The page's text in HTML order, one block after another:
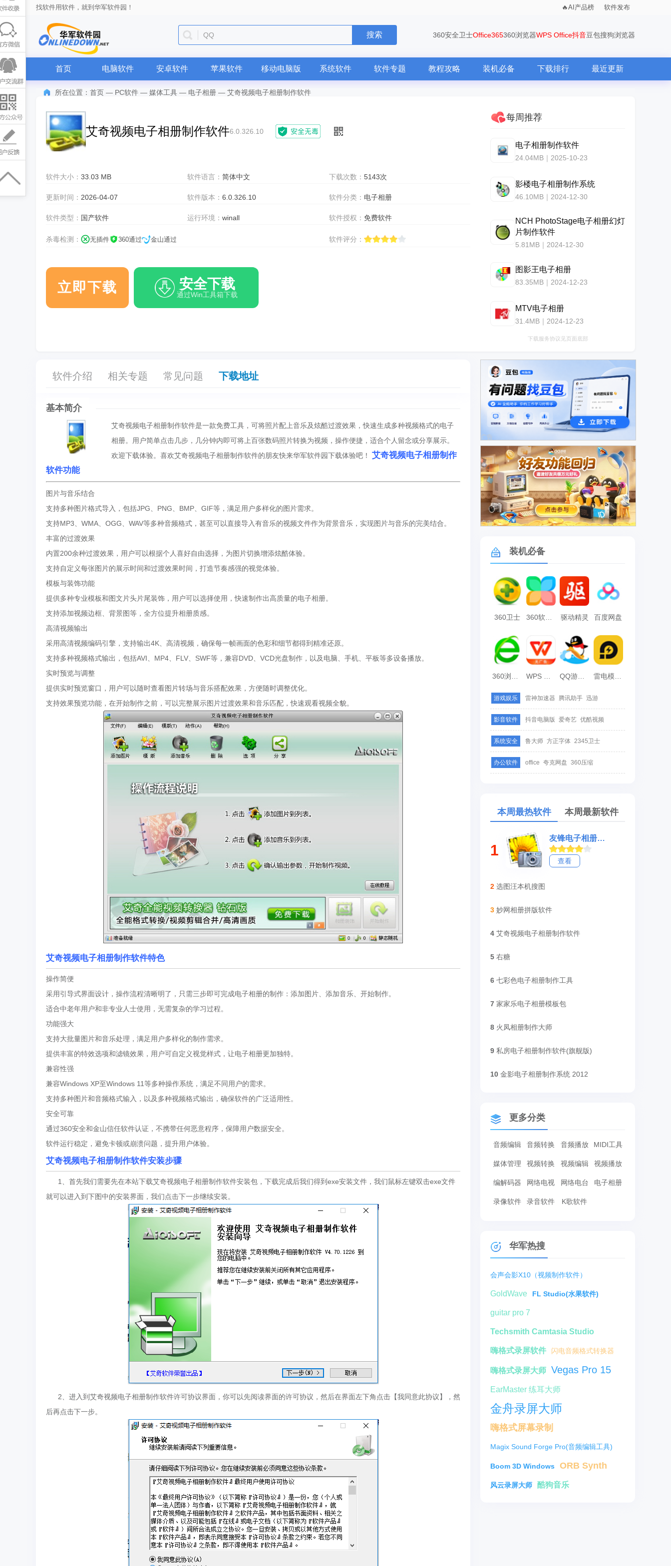
找软件用软件，就到华军软件园！ AI产品榜 软件发布
QQ 搜索 360安全卫士Office365360浏览器WPS Office抖音豆包搜狗浏览器
首页 电脑软件 安卓软件 苹果软件 移动电脑版 系统软件 软件专题 教程攻略 装机必备 下载排行 最近更新
所在位置： 首页 — PC软件 — 媒体工具 — 电子相册 — 艾奇视频电子相册制作软件
艾奇视频电子相册制作软件6.0.326.10
软件大小： 33.03 MB 软件语言：简体中文 下载次数： 5143次
更新时间： 2026-04-07 软件版本：6.0.326.10 软件分类： 电子相册
软件类型： 国产软件 运行环境：winall 软件授权： 免费软件
杀毒检测： 无插件 360通过 金山通过 软件评分：
立即下载 安全下载
通过Win工具箱下载
每周推荐
电子相册制作软件
24.04MB｜2025-10-23
影楼电子相册制作系统
46.10MB｜2024-12-30
NCH PhotoStage电子相册幻灯
片制作软件
5.81MB｜2024-12-30
图影王电子相册
83.35MB｜2024-12-23
MTV电子相册
31.4MB｜2024-12-23
下载服务协议见页面底部
软件介绍 相关专题 常见问题 下载地址
基本简介
艾奇视频电子相册制作软件是一款免费工具，可将照片配上音乐及炫酷过渡效果，快速生成多种视频格式的电子
相册。用户简单点击几步，几分钟内即可将上百张数码照片转换为视频，操作便捷，适合个人留念或分享展示。
欢迎下载体验。喜欢艾奇视频电子相册制作软件的朋友快来华军软件园下载体验吧！ 艾奇视频电子相册制作
软件功能
图片与音乐结合
支持多种图片格式导入，包括JPG、PNG、BMP、GIF等，满足用户多样化的图片需求。
支持MP3、WMA、OGG、WAV等多种音频格式，甚至可以直接导入有音乐的视频文件作为背景音乐，实现图片与音乐的完美结合。
丰富的过渡效果
内置200余种过渡效果，用户可以根据个人喜好自由选择，为图片切换增添炫酷体验。
支持自定义每张图片的展示时间和过渡效果时间，打造节奏感强的视觉体验。
模板与装饰功能
提供多种专业模板和图文片头片尾装饰，用户可以选择使用，快速制作出高质量的电子相册。
支持添加视频边框、背景图等，全方位提升相册质感。
高清视频输出
采用高清视频编码引擎，支持输出4K、高清视频，确保每一帧画面的色彩和细节都得到精准还原。
支持多种视频格式输出，包括AVI、MP4、FLV、SWF等，兼容DVD、VCD光盘制作，以及电脑、手机、平板等多设备播放。
实时预览与调整
提供实时预览窗口，用户可以随时查看图片转场与音乐搭配效果，方便随时调整优化。
支持效果预览功能，在开始制作之前，可以完整展示图片过渡效果和音乐匹配，快速观看视频全貌。
艾奇视频电子相册制作软件特色
操作简便
采用引导式界面设计，操作流程清晰明了，只需三步即可完成电子相册的制作：添加图片、添加音乐、开始制作。
适合中老年用户和非专业人士使用，无需复杂的学习过程。
功能强大
支持大批量图片和音乐处理，满足用户多样化的制作需求。
提供丰富的特效选项和滤镜效果，用户可自定义视觉样式，让电子相册更加独特。
兼容性强
兼容Windows XP至Windows 11等多种操作系统，满足不同用户的需求。
支持多种图片和音频格式输入，以及多种视频格式输出，确保软件的广泛适用性。
安全可靠
通过360安全和金山信任软件认证，不携带任何恶意程序，保障用户数据安全。
软件运行稳定，避免卡顿或崩溃问题，提升用户体验。
艾奇视频电子相册制作软件安装步骤
1、首先我们需要先在本站下载艾奇视频电子相册制作软件安装包，下载完成后我们得到exe安装文件，我们鼠标左键双击exe文件
就可以进入到下图中的安装界面，我们点击下一步继续安装。
2、进入到艾奇视频电子相册制作软件许可协议界面，你可以先阅读界面的许可协议，然后在界面左下角点击【我同意此协议】，然
后再点击下一步。
广告
广告
装机必备
360卫士 360软件管家 驱动精灵 百度网盘
雷电模拟器
游戏娱乐 雷神加速器 腾讯助手 迅游
影音软件 抖音电脑版 爱奇艺 优酷视频
系统安全 鲁大师 方正字体 2345卫士
办公软件 office 夸克网盘 360压缩
本周最热软件 本周最新软件
1
友锋电子相册制作
查看
2 选图汪本机搜图
3 妙网相册拼版软件
4 艾奇视频电子相册制作软件
5 右糖
6 七彩色电子相册制作工具
7 家家乐电子相册模板包
8 火凤相册制作大师
9 私房电子相册制作软件(旗舰版)
10 金影电子相册制作系统 2012
更多分类
音频编辑 音频转换 音频播放 MIDI工具
媒体管理 视频转换 视频编辑 视频播放
编解码器 网络电视 网络电台 电子相册
录像软件 录音软件 K歌软件
华军热搜
会声会影X10（视频制作软件）
GoldWave FL Studio(水果软件)
guitar pro 7
Techsmith Camtasia Studio
嗨格式录屏软件 闪电音频格式转换器
嗨格式录屏大师 Vegas Pro 15
EarMaster 练耳大师
金舟录屏大师
嗨格式屏幕录制
Magix Sound Forge Pro(音频编辑工具)
Boom 3D Windows ORB Synth
风云录屏大师 酷狗音乐